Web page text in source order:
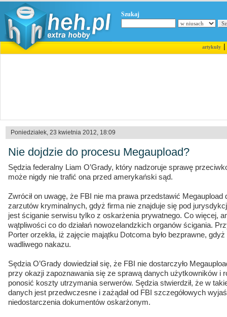
Szukaj
artykuły|
Poniedziałek, 23 kwietnia 2012, 18:09
Nie dojdzie do procesu Megaupload?
Sędzia federalny Liam O’Grady, który nadzoruje sprawę
może nigdy nie trafić ona przed amerykański sąd.
Zwrócił on uwagę, że FBI nie ma prawa przedstawić
zarzutów kryminalnych, gdyż firma nie znajduje się pod
jest ściganie serwisu tylko z oskarżenia prywatnego. Co więcej,
wątpliwości co do działań nowozelandzkich organów ścigania.
Porter orzekła, iż zajęcie majątku Dotcoma było bezprawne,
wadliwego nakazu.
Sędzia O’Grady dowiedział się, że FBI nie dostarczyło
przy okazji zapoznawania się ze sprawą danych użytkowników i
ponosić koszty utrzymania serwerów. Sędzia stwierdził, że w
danych jest przedwczesne i zażądał od FBI szczegółowych
niedostarczenia dokumentów oskarżonym.